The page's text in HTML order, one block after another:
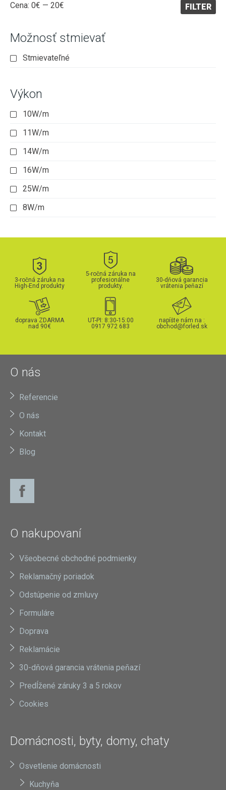
Minimálna
Maximálna
FILTER
Cena: 0€ — 20€
Možnosť stmievať
Stmievateľné
Výkon
10W/m
11W/m
14W/m
16W/m
25W/m
8W/m
3-ročná záruka na
High-End produkty
5-ročná záruka na
profesionálne
produkty.
30-dňová garancia
vrátenia peňazí
doprava ZDARMA
nad 90€
UT-PI: 8:30-15:00
0917 972 683
napíšte nám na :
obchod@forled.sk
O nás
Referencie
O nás
Kontakt
Blog
O nakupovaní
Všeobecné obchodné podmienky
Reklamačný poriadok
Odstúpenie od zmluvy
Formuláre
Doprava
Reklamácie
30-dňová garancia vrátenia peňazí
Predĺžené záruky 3 a 5 rokov
Cookies
Domácnosti, byty, domy, chaty
Osvetlenie domácnosti
Kuchyňa